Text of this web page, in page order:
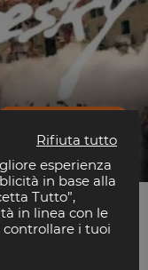
Rifiuta tutto
esperienza
in base alla
Tutto”,
in linea con le
controllare i tuoi